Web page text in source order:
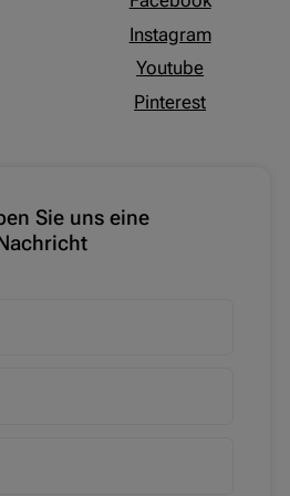
Instagram
Youtube
Pinterest
Sie uns eine